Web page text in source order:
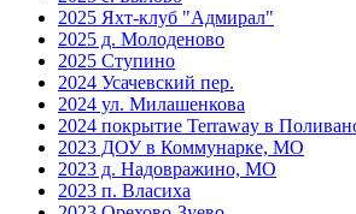
2025 Яхт-клуб "Адмирал"
2025 д. Молоденово
2025 Ступино
2024 Усачевский пер.
2024 ул. Милашенкова
2024 покрытие Terraway в
2023 ДОУ в Коммунарке, МО
2023 д. Надовражино, МО
2023 п. Власиха